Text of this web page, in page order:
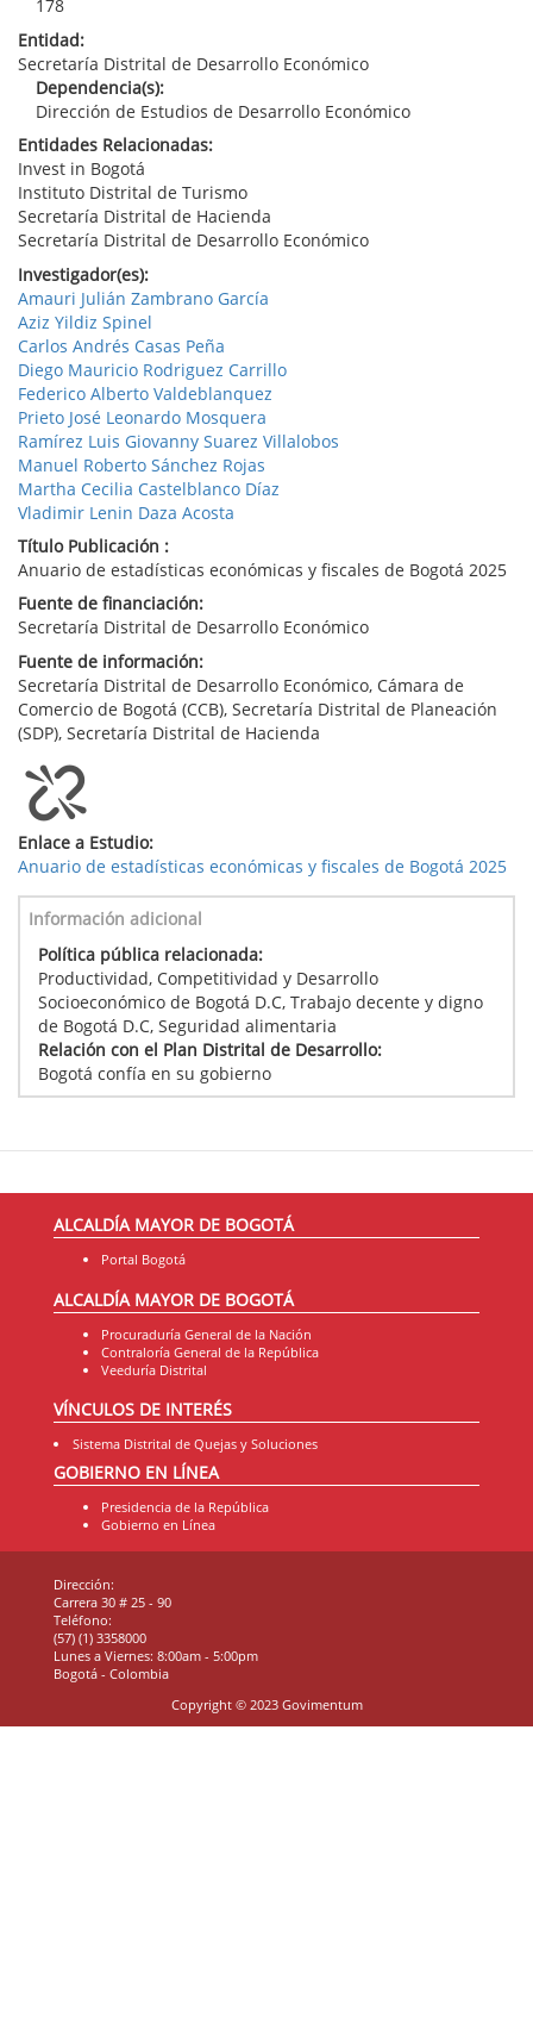
178
Entidad:
Secretaría Distrital de Desarrollo Económico
Dependencia(s):
Dirección de Estudios de Desarrollo Económico
Entidades Relacionadas:
Invest in Bogotá
Instituto Distrital de Turismo
Secretaría Distrital de Hacienda
Secretaría Distrital de Desarrollo Económico
Investigador(es):
Amauri Julián Zambrano García
Aziz Yildiz Spinel
Carlos Andrés Casas Peña
Diego Mauricio Rodriguez Carrillo
Federico Alberto Valdeblanquez
Prieto José Leonardo Mosquera
Ramírez Luis Giovanny Suarez Villalobos
Manuel Roberto Sánchez Rojas
Martha Cecilia Castelblanco Díaz
Vladimir Lenin Daza Acosta
Título Publicación :
Anuario de estadísticas económicas y fiscales de Bogotá 2025
Fuente de financiación:
Secretaría Distrital de Desarrollo Económico
Fuente de información:
Secretaría Distrital de Desarrollo Económico, Cámara de
Comercio de Bogotá (CCB), Secretaría Distrital de Planeación
(SDP), Secretaría Distrital de Hacienda
Enlace a Estudio:
Anuario de estadísticas económicas y fiscales de Bogotá 2025
Información adicional
Política pública relacionada:
Productividad, Competitividad y Desarrollo
Socioeconómico de Bogotá D.C, Trabajo decente y digno
de Bogotá D.C, Seguridad alimentaria
Relación con el Plan Distrital de Desarrollo:
Bogotá confía en su gobierno
ALCALDÍA MAYOR DE BOGOTÁ
Portal Bogotá
ALCALDÍA MAYOR DE BOGOTÁ
Procuraduría General de la Nación
Contraloría General de la República
Veeduría Distrital
VÍNCULOS DE INTERÉS
Sistema Distrital de Quejas y Soluciones
GOBIERNO EN LÍNEA
Presidencia de la República
Gobierno en Línea
Dirección:
Carrera 30 # 25 - 90
Teléfono:
(57) (1) 3358000
Lunes a Viernes: 8:00am - 5:00pm
Bogotá - Colombia
Copyright © 2023 Govimentum